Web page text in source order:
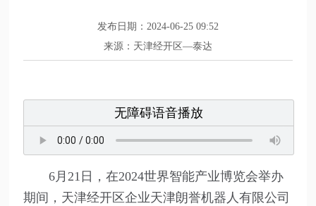
发布日期：2024-06-25 09:52
来源：天津经开区—泰达
无障碍语音播放
6月21日，在2024世界智能产业博览会举办
期间，天津经开区企业天津朗誉机器人有限公司